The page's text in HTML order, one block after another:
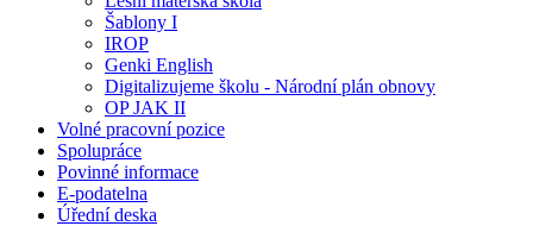
Šablony I
IROP
Genki English
Digitalizujeme školu - Národní plán obnovy
OP JAK II
Volné pracovní pozice
Spolupráce
Povinné informace
E-podatelna
Úřední deska